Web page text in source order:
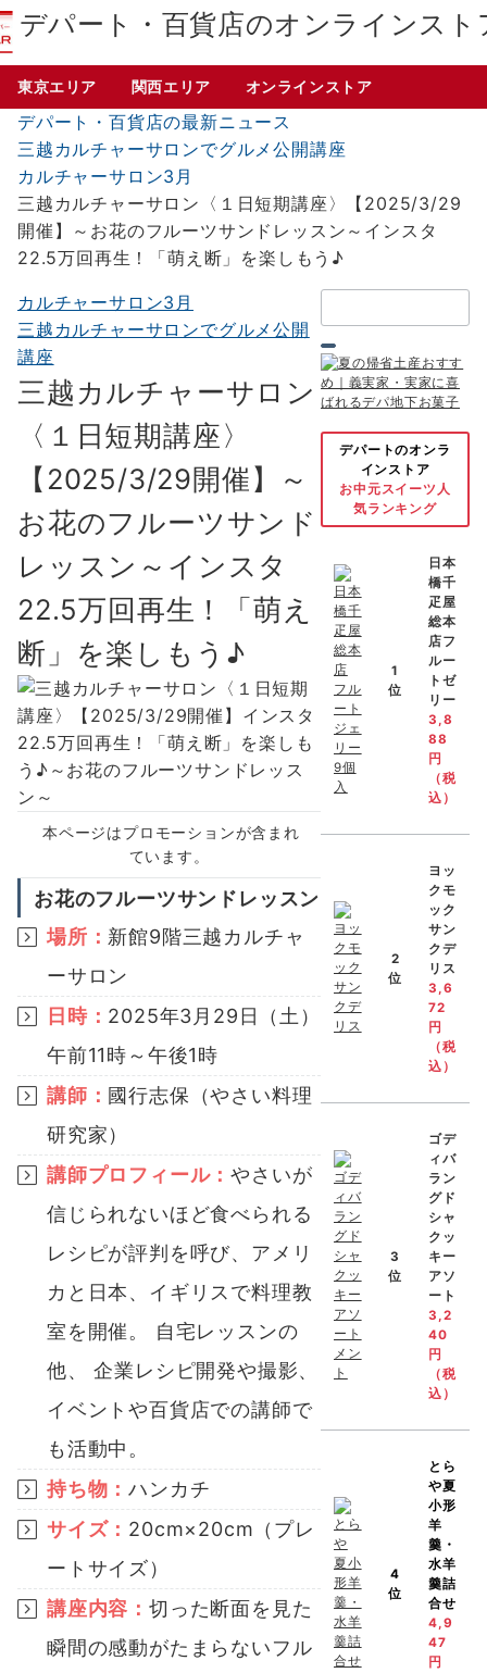
デパート・百貨店のオンラインスト
東京エリア 関西エリア オンラインストア
デパート・百貨店の最新ニュース
三越カルチャーサロンでグルメ公開講座
カルチャーサロン3月
三越カルチャーサロン〈１日短期講座〉【2025/3/29
開催】～お花のフルーツサンドレッスン～インスタ
22.5万回再生！「萌え断」を楽しもう♪
カルチャーサロン3月
三越カルチャーサロンでグルメ公開
講座
三越カルチャーサロン
〈１日短期講座〉
【2025/3/29開催】～
お花のフルーツサンド
レッスン～インスタ
22.5万回再生！「萌え
断」を楽しもう♪
本ページはプロモーションが含まれ
ています。
お花のフルーツサンドレッスン
場所： 新館9階三越カルチャ
ーサロン
日時： 2025年3月29日（土）
午前11時～午後1時
講師： 國行志保（やさい料理
研究家）
講師プロフィール：やさいが
信じられないほど食べられる
レシピが評判を呼び、アメリ
カと日本、イギリスで料理教
室を開催。 自宅レッスンの
他、 企業レシピ開発や撮影、
イベントや百貨店での講師で
も活動中。
持ち物：ハンカチ
サイズ： 20cm×20cm（プレ
ートサイズ）
講座内容： 切った断面を見た
瞬間の感動がたまらないフル
索：
デパートのオンラ
インストア
お中元スイーツ人
気ランキング
1
位
日本
橋千
疋屋
総本
店フ
ルー
トゼ
リー
3,8
88
円
（税
込）
2
位
ヨッ
クモ
ック
サン
クデ
リス
3,6
72
円
（税
込）
3
位
ゴデ
ィバ
ラン
グド
シャ
クッ
キー
アソ
ート
3,2
40
円
（税
込）
4
位
とら
や夏
小形
羊
羹・
水羊
羹詰
合せ
4,9
47
円